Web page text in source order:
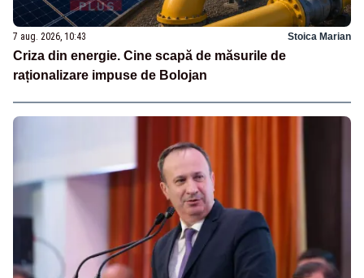
7 aug. 2026, 10:43 Stoica Marian
Criza din energie. Cine scapă de măsurile de
raționalizare impuse de Bolojan